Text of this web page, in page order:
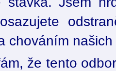
chováním
že tento